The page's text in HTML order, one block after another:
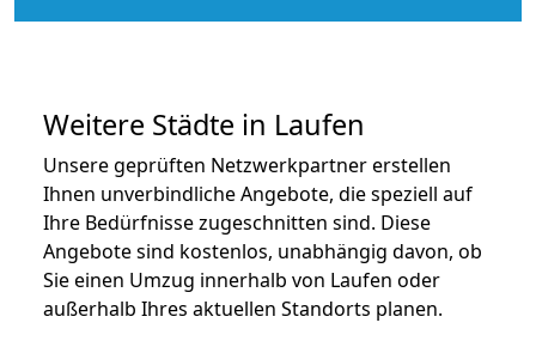
Weitere Städte in Laufen
Unsere geprüften Netzwerkpartner erstellen
Ihnen unverbindliche Angebote, die speziell auf
Ihre Bedürfnisse zugeschnitten sind. Diese
Angebote sind kostenlos, unabhängig davon, ob
Sie einen Umzug innerhalb von Laufen oder
außerhalb Ihres aktuellen Standorts planen.